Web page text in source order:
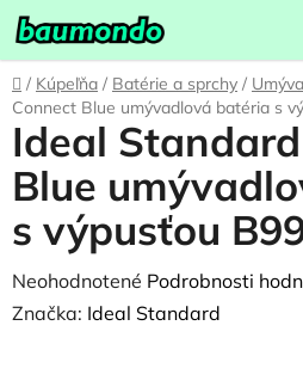
Prejsť
na
obsah
Domov
/ Kúpeľňa / Batérie a sprchy /
Connect Blue umývadlová batéria s
Ideal
Blue
s výpusťou
Priemerné
hodnotenie
Neohodnotené Podrobnosti
Značka: Ideal Standard